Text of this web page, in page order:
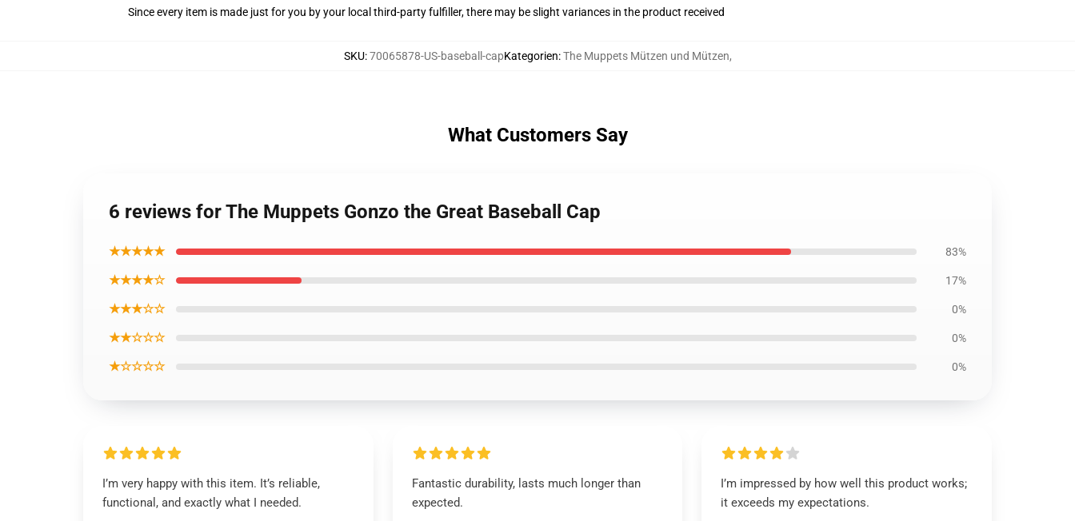
Since every item is made just for you by your local third-party fulfiller, there may be slight variances in the product received
SKU:70065878-US-baseball-capKategorien:The Muppets Mützen und Mützen,
What Customers Say
6 reviews for The Muppets Gonzo the Great Baseball Cap
★★★★★ 83%
★★★★☆ 17%
★★★☆☆ 0%
★★☆☆☆ 0%
★☆☆☆☆ 0%
I’m very happy with this item. It’s reliable,
functional, and exactly what I needed.
Fantastic durability, lasts much longer than
expected.
I’m impressed by how well this product works;
it exceeds my expectations.